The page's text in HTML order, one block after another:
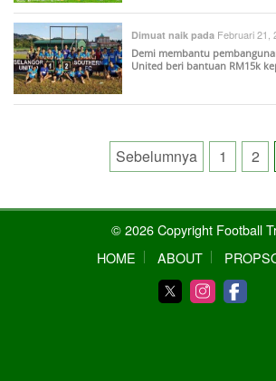
Dimuat naik pada Februari 21,
Demi membantu
United beri bantuan RM15k
Posts
Sebelumnya 1 2
© 2026 Copyright Football
HOME
ABOUT